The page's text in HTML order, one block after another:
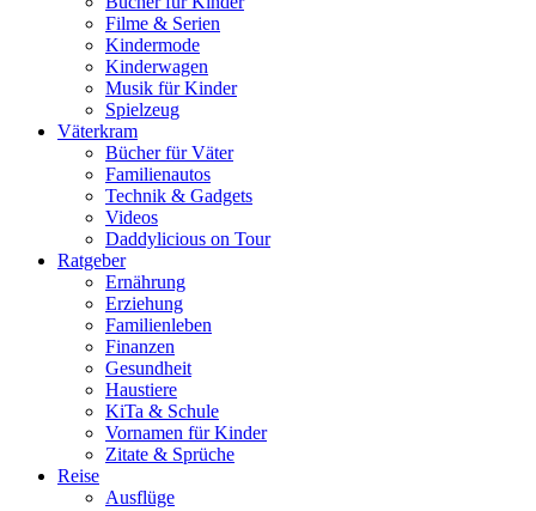
Filme & Serien
Kindermode
Kinderwagen
Musik für Kinder
Spielzeug
Väterkram
Bücher für Väter
Familienautos
Technik & Gadgets
Videos
Daddylicious on Tour
Ratgeber
Ernährung
Erziehung
Familienleben
Finanzen
Gesundheit
Haustiere
KiTa & Schule
Vornamen für Kinder
Zitate & Sprüche
Reise
Ausflüge